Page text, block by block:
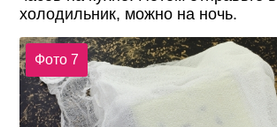
холодильник, можно на ночь.
Фото 7